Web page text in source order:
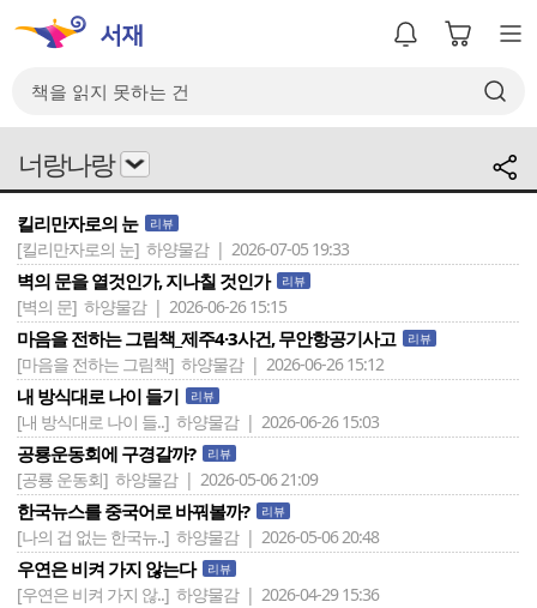
너랑나랑
킬리만자로의 눈 리뷰
[킬리만자로의 눈] 하양물감 | 2026-07-05 19:33
벽의 문을 열것인가, 지나칠 것인가 리뷰
[벽의 문] 하양물감 | 2026-06-26 15:15
마음을 전하는 그림책_제주4·3사건, 무안항공기사고 리뷰
[마음을 전하는 그림책] 하양물감 | 2026-06-26 15:12
내 방식대로 나이 들기 리뷰
[내 방식대로 나이 들..] 하양물감 | 2026-06-26 15:03
공룡운동회에 구경갈까? 리뷰
[공룡 운동회] 하양물감 | 2026-05-06 21:09
한국뉴스를 중국어로 바꿔볼까? 리뷰
[나의 겁 없는 한국뉴..] 하양물감 | 2026-05-06 20:48
우연은 비켜 가지 않는다 리뷰
[우연은 비켜 가지 않..] 하양물감 | 2026-04-29 15:36